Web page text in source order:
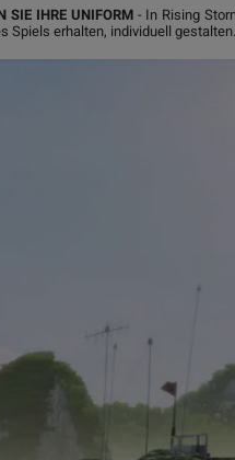
SIE IHRE UNIFORM- In Rising
Spiels erhalten, individuell